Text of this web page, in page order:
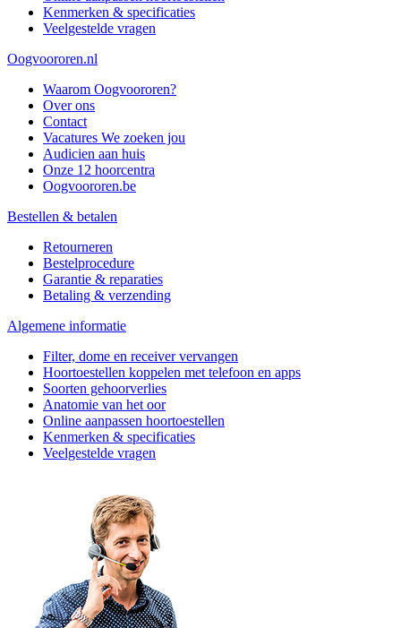
Kenmerken & specificaties
Veelgestelde vragen
Oogvoororen.nl
Waarom Oogvoororen?
Over ons
Contact
Vacatures We zoeken jou
Audicien aan huis
Onze 12 hoorcentra
Oogvoororen.be
Bestellen & betalen
Retourneren
Bestelprocedure
Garantie & reparaties
Betaling & verzending
Algemene informatie
Filter, dome en receiver vervangen
Hoortoestellen koppelen met telefoon en apps
Soorten gehoorverlies
Anatomie van het oor
Online aanpassen hoortoestellen
Kenmerken & specificaties
Veelgestelde vragen